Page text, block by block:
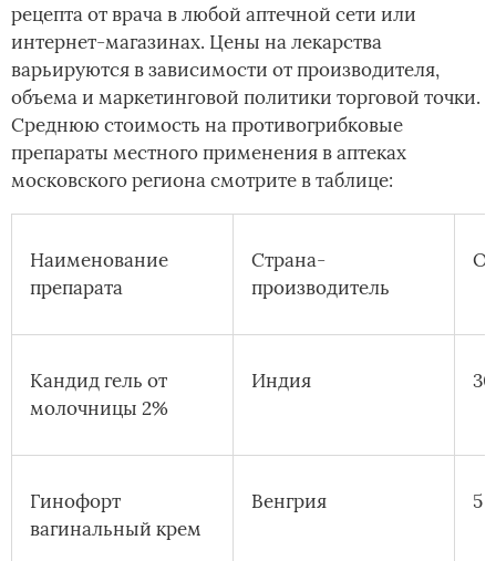
рецепта от врача в любой аптечной сети или
интернет-магазинах. Цены на лекарства
варьируются в зависимости от производителя,
объема и маркетинговой политики торговой точки.
Среднюю стоимость на противогрибковые
препараты местного применения в аптеках
московского региона смотрите в таблице:
Наименование
препарата
Страна-
производитель
Кандид гель от
молочницы 2%
Индия
Гинофорт
вагинальный крем
Венгрия 5 г